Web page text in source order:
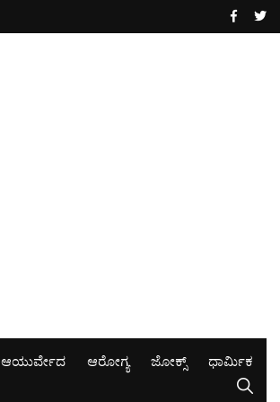
ಆಯುರ್ವೇದ ಆರೋಗ್ಯ ಜೋಕ್ಸ್ ಧಾರ್ಮಿಕ